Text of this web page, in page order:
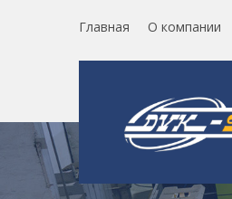
Главная О компании